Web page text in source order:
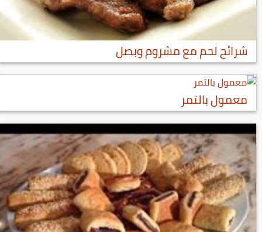
شرائح لحم مع مشروم وبصل
معمول بالتمر